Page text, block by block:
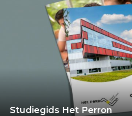
Studiegids Het Perron